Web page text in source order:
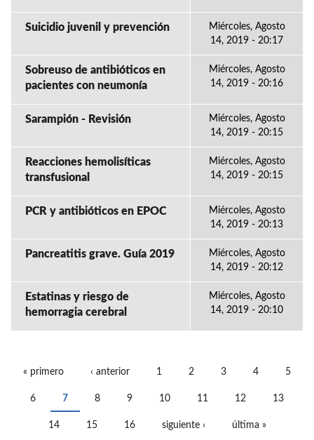
Suicidio juvenil y prevención
Miércoles, Agosto
14, 2019 - 20:17
Sobreuso de antibióticos en
pacientes con neumonía
Miércoles, Agosto
14, 2019 - 20:16
Sarampión - Revisión
Miércoles, Agosto
14, 2019 - 20:15
Reacciones hemolisíticas
transfusional
Miércoles, Agosto
14, 2019 - 20:15
PCR y antibióticos en EPOC
Miércoles, Agosto
14, 2019 - 20:13
Pancreatitis grave. Guía 2019
Miércoles, Agosto
14, 2019 - 20:12
Estatinas y riesgo de
hemorragia cerebral
Miércoles, Agosto
14, 2019 - 20:10
« primero ‹ anterior 1 2 3 4 5
6 7 8 9 10 11 12 13
14 15 16 siguiente › última »